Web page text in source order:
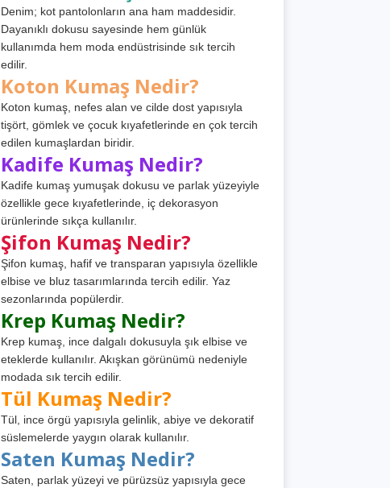
Denim; kot pantolonların ana ham maddesidir.
Dayanıklı dokusu sayesinde hem günlük
kullanımda hem moda endüstrisinde sık tercih
edilir.
Koton Kumaş Nedir?
Koton kumaş, nefes alan ve cilde dost yapısıyla
tişört, gömlek ve çocuk kıyafetlerinde en çok tercih
edilen kumaşlardan biridir.
Kadife Kumaş Nedir?
Kadife kumaş yumuşak dokusu ve parlak yüzeyiyle
özellikle gece kıyafetlerinde, iç dekorasyon
ürünlerinde sıkça kullanılır.
Şifon Kumaş Nedir?
Şifon kumaş, hafif ve transparan yapısıyla özellikle
elbise ve bluz tasarımlarında tercih edilir. Yaz
sezonlarında popülerdir.
Krep Kumaş Nedir?
Krep kumaş, ince dalgalı dokusuyla şık elbise ve
eteklerde kullanılır. Akışkan görünümü nedeniyle
modada sık tercih edilir.
Tül Kumaş Nedir?
Tül, ince örgü yapısıyla gelinlik, abiye ve dekoratif
süslemelerde yaygın olarak kullanılır.
Saten Kumaş Nedir?
Saten, parlak yüzeyi ve pürüzsüz yapısıyla gece